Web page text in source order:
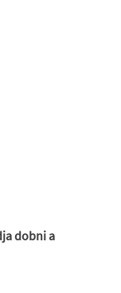
dobni a